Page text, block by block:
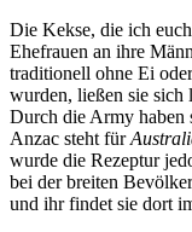
Die Kekse, die ich
Ehefrauen an ihre
traditionell ohne Ei
wurden, ließen sie sich
Durch die Army haben
Anzac steht für
wurde die Rezeptur
bei der breiten
und ihr findet sie dort